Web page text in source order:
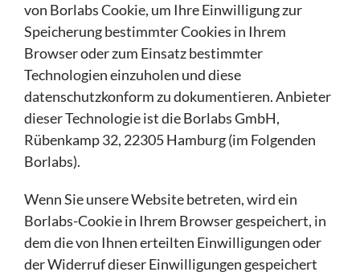
von Borlabs Cookie, um Ihre Einwilligung zur
Speicherung bestimmter Cookies in Ihrem
Browser oder zum Einsatz bestimmter
Technologien einzuholen und diese
datenschutzkonform zu dokumentieren. Anbieter
dieser Technologie ist die Borlabs GmbH,
Rübenkamp 32, 22305 Hamburg (im Folgenden
Borlabs).
Wenn Sie unsere Website betreten, wird ein
Borlabs-Cookie in Ihrem Browser gespeichert, in
dem die von Ihnen erteilten Einwilligungen oder
der Widerruf dieser Einwilligungen gespeichert